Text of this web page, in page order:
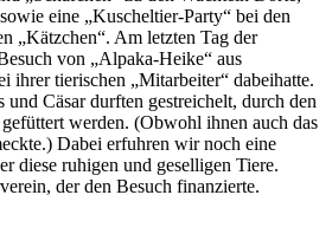
eine „Kuscheltier-Party“ bei den
„Kätzchen“. Am letzten Tag der
von „Alpaka-Heike“ aus
ihrer tierischen „Mitarbeiter“ dabeihatte.
Cäsar durften gestreichelt, durch den
werden. (Obwohl ihnen auch das
Dabei erfuhren wir noch eine
diese ruhigen und geselligen Tiere.
der den Besuch finanzierte.